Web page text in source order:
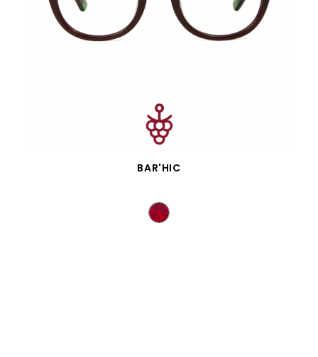
APERÇU RAPIDE
BAR'HIC